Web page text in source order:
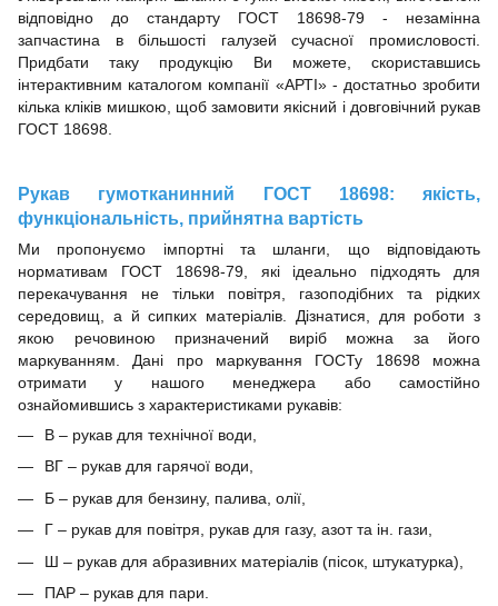
відповідно до стандарту ГОСТ 18698-79 - незамінна
запчастина в більшості галузей сучасної промисловості.
Придбати таку продукцію Ви можете, скориставшись
інтерактивним каталогом компанії «АРТІ» - достатньо зробити
кілька кліків мишкою, щоб замовити якісний і довговічний рукав
ГОСТ 18698.
Рукав гумотканинний ГОСТ 18698: якість,
функціональність, прийнятна вартість
Ми пропонуємо імпортні та шланги, що відповідають
нормативам ГОСТ 18698-79, які ідеально підходять для
перекачування не тільки повітря, газоподібних та рідких
середовищ, а й сипких матеріалів. Дізнатися, для роботи з
якою речовиною призначений виріб можна за його
маркуванням. Дані про маркування ГОСТу 18698 можна
отримати у нашого менеджера або самостійно
ознайомившись з характеристиками рукавів:
В – рукав для технічної води,
ВГ – рукав для гарячої води,
Б – рукав для бензину, палива, олії,
Г – рукав для повітря, рукав для газу, азот та ін. гази,
Ш – рукав для абразивних матеріалів (пісок, штукатурка),
ПАР – рукав для пари.